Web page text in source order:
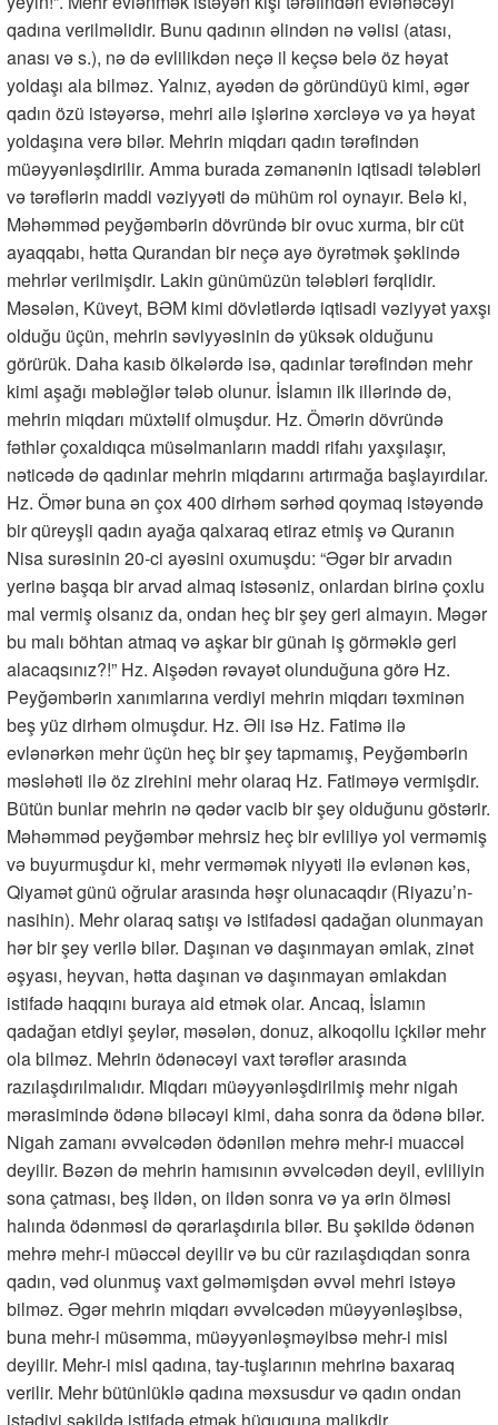
qadına verilməlidir. Bunu qadının əlindən nə vəlisi (atası,
anası və s.), nə də evlilikdən neçə il keçsə belə öz həyat
yoldaşı ala bilməz. Yalnız, ayədən də göründüyü kimi, əgər
qadın özü istəyərsə, mehri ailə işlərinə xərcləyə və ya həyat
yoldaşına verə bilər. Mehrin miqdarı qadın tərəfindən
müəyyənləşdirilir. Amma burada zəmanənin iqtisadi tələbləri
və tərəflərin maddi vəziyyəti də mühüm rol oynayır. Belə ki,
Məhəmməd peyğəmbərin dövründə bir ovuc xurma, bir cüt
ayaqqabı, hətta Qurandan bir neçə ayə öyrətmək şəklində
mehrlər verilmişdir. Lakin günümüzün tələbləri fərqlidir.
Məsələn, Küveyt, BƏM kimi dövlətlərdə iqtisadi vəziyyət yaxşı
olduğu üçün, mehrin səviyyəsinin də yüksək olduğunu
görürük. Daha kasıb ölkələrdə isə, qadınlar tərəfindən mehr
kimi aşağı məbləğlər tələb olunur. İslamın ilk illərində də,
mehrin miqdarı müxtəlif olmuşdur. Hz. Ömərin dövründə
fəthlər çoxaldıqca müsəlmanların maddi rifahı yaxşılaşır,
nəticədə də qadınlar mehrin miqdarını artırmağa başlayırdılar.
Hz. Ömər buna ən çox 400 dirhəm sərhəd qoymaq istəyəndə
bir qüreyşli qadın ayağa qalxaraq etiraz etmiş və Quranın
Nisa surəsinin 20-ci ayəsini oxumuşdu: “Əgər bir arvadın
yerinə başqa bir arvad almaq istəsəniz, onlardan birinə çoxlu
mal vermiş olsanız da, ondan heç bir şey geri almayın. Məgər
bu malı böhtan atmaq və aşkar bir günah iş görməklə geri
alacaqsınız?!” Hz. Aişədən rəvayət olunduğuna görə Hz.
Peyğəmbərin xanımlarına verdiyi mehrin miqdarı təxminən
beş yüz dirhəm olmuşdur. Hz. Əli isə Hz. Fatimə ilə
evlənərkən mehr üçün heç bir şey tapmamış, Peyğəmbərin
məsləhəti ilə öz zirehini mehr olaraq Hz. Fatiməyə vermişdir.
Bütün bunlar mehrin nə qədər vacib bir şey olduğunu göstərir.
Məhəmməd peyğəmbər mehrsiz heç bir evliliyə yol verməmiş
və buyurmuşdur ki, mehr verməmək niyyəti ilə evlənən kəs,
Qiyamət günü oğrular arasında həşr olunacaqdır (Riyazu’n-
nasihin). Mehr olaraq satışı və istifadəsi qadağan olunmayan
hər bir şey verilə bilər. Daşınan və daşınmayan əmlak, zinət
əşyası, heyvan, hətta daşınan və daşınmayan əmlakdan
istifadə haqqını buraya aid etmək olar. Ancaq, İslamın
qadağan etdiyi şeylər, məsələn, donuz, alkoqollu içkilər mehr
ola bilməz. Mehrin ödənəcəyi vaxt tərəflər arasında
razılaşdırılmalıdır. Miqdarı müəyyənləşdirilmiş mehr nigah
mərasimində ödənə biləcəyi kimi, daha sonra da ödənə bilər.
Nigah zamanı əvvəlcədən ödənilən mehrə mehr-i muaccəl
deyilir. Bəzən də mehrin hamısının əvvəlcədən deyil, evliliyin
sona çatması, beş ildən, on ildən sonra və ya ərin ölməsi
halında ödənməsi də qərarlaşdırıla bilər. Bu şəkildə ödənən
mehrə mehr-i müəccəl deyilir və bu cür razılaşdıqdan sonra
qadın, vəd olunmuş vaxt gəlməmişdən əvvəl mehri istəyə
bilməz. Əgər mehrin miqdarı əvvəlcədən müəyyənləşibsə,
buna mehr-i müsəmma, müəyyənləşməyibsə mehr-i misl
deyilir. Mehr-i misl qadına, tay-tuşlarının mehrinə baxaraq
verilir. Mehr bütünlüklə qadına məxsusdur və qadın ondan
istədiyi şəkildə istifadə etmək hüququna malikdir.